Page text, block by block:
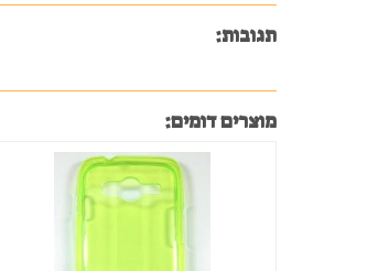
תגובות:
מוצרים דומים: